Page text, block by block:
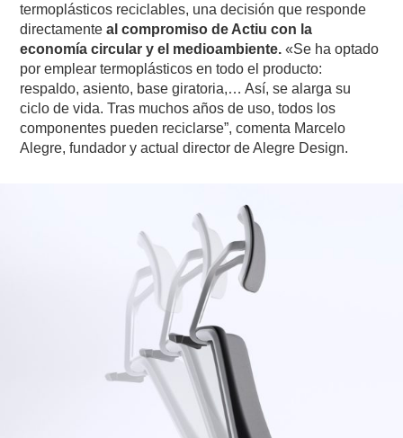
termoplásticos reciclables, una decisión que responde
directamenteal compromiso de Actiu con la
economía circular y el medioambiente. «Se ha optado
por emplear termoplásticos en todo el producto:
respaldo, asiento, base giratoria,… Así, se alarga su
ciclo de vida. Tras muchos años de uso, todos los
componentes pueden reciclarse”, comenta Marcelo
Alegre, fundador y actual director de Alegre Design.